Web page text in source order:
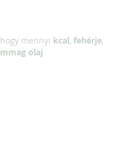
mennyi kcal, fehérje,
olaj